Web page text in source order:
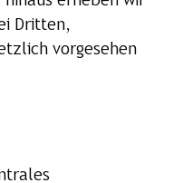
Dritten,
vorgesehen